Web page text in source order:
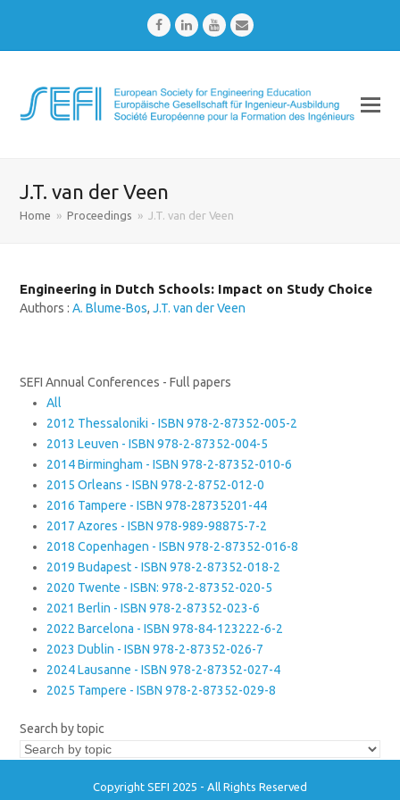
FacebookLinkedInYoutubeEmail
J.T. van der Veen
Home » Proceedings » J.T. van der Veen
Engineering in Dutch Schools: Impact on Study Choice
Authors :A. Blume-Bos,J.T. van der Veen
SEFI Annual Conferences - Full papers
All
2012 Thessaloniki - ISBN 978-2-87352-005-2
2013 Leuven - ISBN 978-2-87352-004-5
2014 Birmingham - ISBN 978-2-87352-010-6
2015 Orleans - ISBN 978-2-8752-012-0
2016 Tampere - ISBN 978-28735201-44
2017 Azores - ISBN 978-989-98875-7-2
2018 Copenhagen - ISBN 978-2-87352-016-8
2019 Budapest - ISBN 978-2-87352-018-2
2020 Twente - ISBN: 978-2-87352-020-5
2021 Berlin - ISBN 978-2-87352-023-6
2022 Barcelona - ISBN 978-84-123222-6-2
2023 Dublin - ISBN 978-2-87352-026-7
2024 Lausanne - ISBN 978-2-87352-027-4
2025 Tampere - ISBN 978-2-87352-029-8
Search by topic
Copyright SEFI 2025 - All Rights Reserved